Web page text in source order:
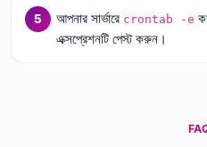
আপনার সার্ভারে crontab -e
এক্সপ্রেশনটি পেস্ট করুন।